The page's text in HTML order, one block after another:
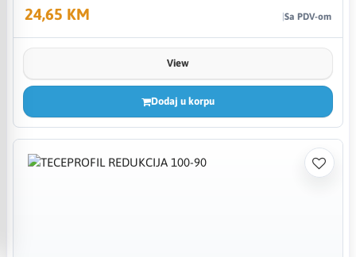
24,65 KM Sa PDV-om
View
Dodaj u korpu